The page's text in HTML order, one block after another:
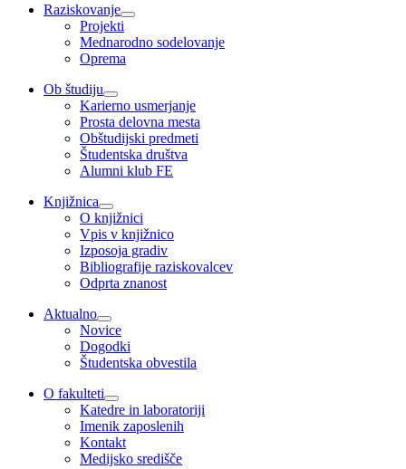
Raziskovanje
Projekti
Mednarodno sodelovanje
Oprema
Ob študiju
Karierno usmerjanje
Prosta delovna mesta
Obštudijski predmeti
Študentska društva
Alumni klub FE
Knjižnica
O knjižnici
Vpis v knjižnico
Izposoja gradiv
Bibliografije raziskovalcev
Odprta znanost
Aktualno
Novice
Dogodki
Študentska obvestila
O fakulteti
Katedre in laboratoriji
Imenik zaposlenih
Kontakt
Medijsko središče